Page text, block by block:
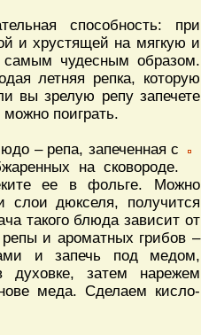
способность: при
и хрустящей на мягкую и
самым чудесным образом.
летняя репка, которую
вы зрелую репу запечете
поиграть.
– репа, запеченная с
на сковороде.
ее в фольге. Можно
слои дюкселя, получится
такого блюда зависит от
и ароматных грибов –
и запечь под медом,
затем нарежем
меда. Сделаем кисло-